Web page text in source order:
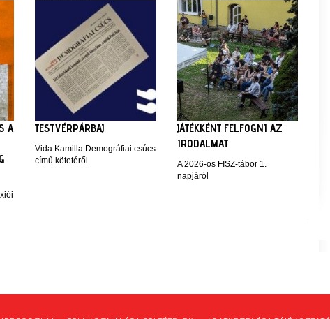
A
TESTVÉRPÁRBAJ
Vida Kamilla Demográfiai csúcs
című kötetéről
JÁTÉKKÉNT FELFOGNI AZ
IRODALMAT
A 2026-os FISZ-tábor 1.
napjáról